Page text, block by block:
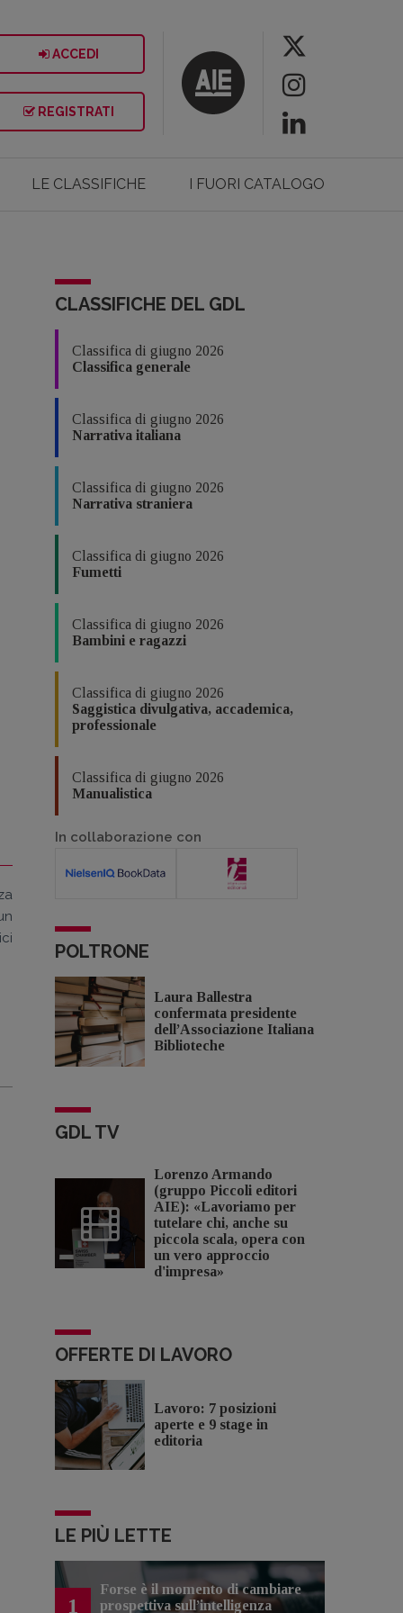
ACCEDI
REGISTRATI
LE CLASSIFICHE I FUORI CATALOGO
CLASSIFICHE DEL GDL
Classifica di giugno 2026
Classifica generale
Classifica di giugno 2026
Narrativa italiana
Classifica di giugno 2026
Narrativa straniera
Classifica di giugno 2026
Fumetti
Classifica di giugno 2026
Bambini e ragazzi
Classifica di giugno 2026
Saggistica divulgativa, accademica,
professionale
Classifica di giugno 2026
Manualistica
In collaborazione con
POLTRONE
Laura Ballestra
confermata presidente
dell’Associazione Italiana
Biblioteche
GDL TV
Lorenzo Armando
(gruppo Piccoli editori
AIE): «Lavoriamo per
tutelare chi, anche su
piccola scala, opera con
un vero approccio
d'impresa»
OFFERTE DI LAVORO
Lavoro: 7 posizioni
aperte e 9 stage in
editoria
LE PIÙ LETTE
1
Forse è il momento di cambiare
prospettiva sull’intelligenza